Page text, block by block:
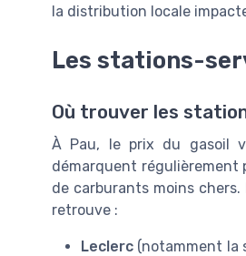
la distribution locale
Les stations-
Où trouver les
À Pau, le prix du gasoil
démarquent
de carburants moins
retrouve :
Leclerc (notamment la